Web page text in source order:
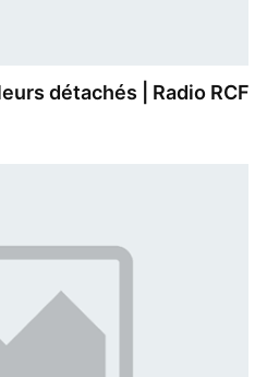
détachés | Radio RCF